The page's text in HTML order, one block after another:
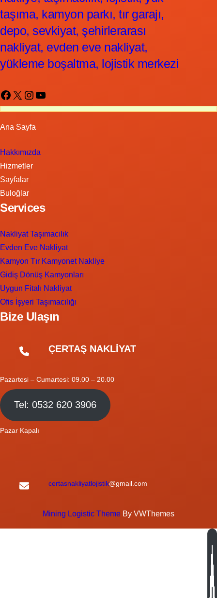
taşıma, kamyon parkı, tır garajı,
depo, sevkiyat, şehirlerarası
nakliyat, evden eve nakliyat,
yükleme boşaltma, lojistik merkezi
Facebook X Instagram YouTube
Ana Sayfa
Hakkımızda
Hizmetler
Sayfalar
Buloğlar
Services
Nakliyat Taşımacılık
Evden Eve Nakliyat
Kamyon Tır Kamyonet Nakliye
Gidiş Dönüş Kamyonları
Uygun Fitalı Nakliyat
Ofis İşyeri Taşımacılığı
Bize Ulaşın
ÇERTAŞ NAKLİYAT
Pazartesi – Cumartesi: 09.00 – 20.00
Tel: 0532 620 3906
Pazar Kapalı
certasnakliyatlojistik@gmail.com
Mining Logistic Theme By VWThemes